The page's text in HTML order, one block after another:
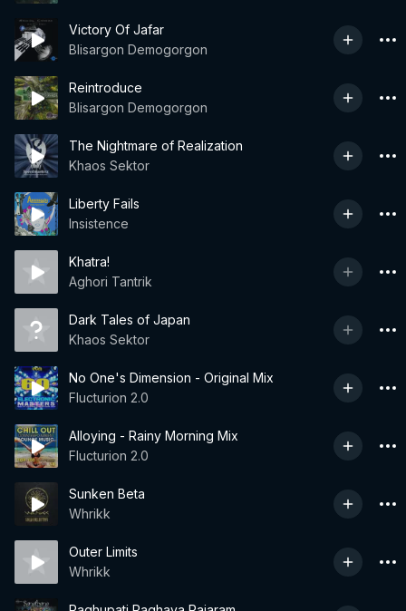
Victory Of Jafar
Blisargon Demogorgon
Reintroduce
Blisargon Demogorgon
The Nightmare of Realization
Khaos Sektor
Liberty Fails
Insistence
Khatra!
Aghori Tantrik
Dark Tales of Japan
Khaos Sektor
No One's Dimension - Original Mix
Flucturion 2.0
Alloying - Rainy Morning Mix
Flucturion 2.0
Sunken Beta
Whrikk
Outer Limits
Whrikk